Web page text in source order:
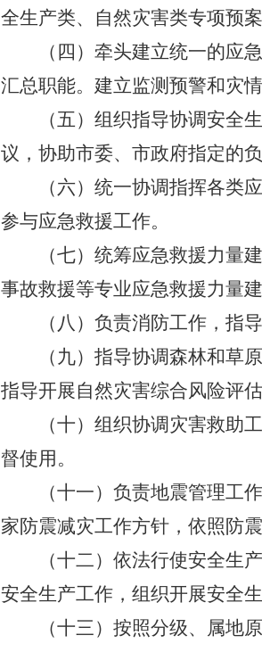
全生产类、自然灾害类专项预
（四）牵头建立统一的应急
汇总职能。建立监测预警和灾
（五）组织指导协调安全生
议，协助市委、市政府指定的
（六）统一协调指挥各类应
参与应急救援工作。
（七）统筹应急救援力量建
事故救援等专业应急救援力量
（八）负责消防工作，指导
（九）指导协调森林和草原
指导开展自然灾害综合风险评估
（十）组织协调灾害救助工
督使用。
（十一）负责地震管理工作
家防震减灾工作方针，依照防
（十二）依法行使安全生产
安全生产工作，组织开展安全
（十三）按照分级、属地原